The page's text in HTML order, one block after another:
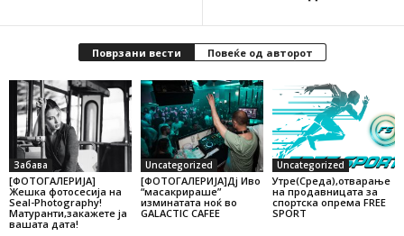
Поврзани вести Повеќе од авторот
Забава
[ФОТОГАЛЕРИЈA]
Жешка фотосесија на
Seal-Photography!
Матуранти,закажете ја
вашата дата!
Uncategorized
[ФОТОГАЛЕРИЈА]Дј Иво
“масакрираше”
изминатата ноќ во
GALACTIC CAFEE
Uncategorized
Утре(Среда),отварање
на продавницата за
спортска опрема FREE
SPORT